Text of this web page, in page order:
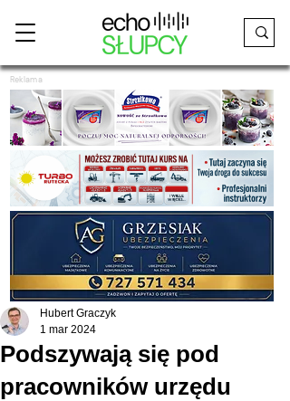
Reklama
Podszywają się pod
pracowników urzędu
Hubert Graczyk
1 mar 2024